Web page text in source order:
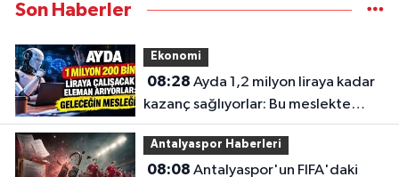
Son Haberler
Ekonomi
08:28
kazanç sağlıyorlar: Bu meslekte
eleman açığı büyüyor
Antalyaspor Haberleri
08:08